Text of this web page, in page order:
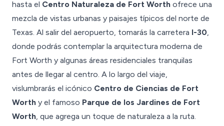
hasta el Centro Naturaleza de Fort Worth ofrece una
mezcla de vistas urbanas y paisajes típicos del norte de
Texas. Al salir del aeropuerto, tomarás la carretera I-30,
donde podrás contemplar la arquitectura moderna de
Fort Worth y algunas áreas residenciales tranquilas
antes de llegar al centro. A lo largo del viaje,
vislumbrarás el icónico Centro de Ciencias de Fort
Worth y el famoso Parque de los Jardines de Fort
Worth, que agrega un toque de naturaleza a la ruta.